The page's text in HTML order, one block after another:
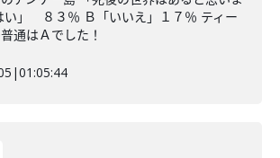
い」 ８３％ Ｂ「いいえ」１７％ ティー
通はＡでした！
|01:05:44